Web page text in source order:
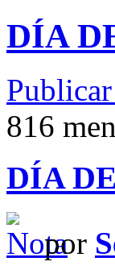
DÍA
816
DÍA
por